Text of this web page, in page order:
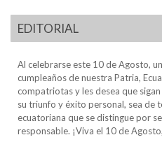
EDITORIAL
Al celebrarse este 10 de Agosto,
cumpleaños de nuestra Patria,
compatriotas y les desea que
su triunfo y éxito personal, sea de
ecuatoriana que se distingue por
responsable. ¡Viva el 10 de